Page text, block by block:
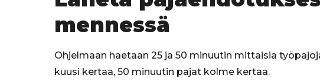
mennessä
Ohjelmaan haetaan 25 ja 50 minuutin mittaisia
kuusi kertaa, 50 minuutin pajat kolme kertaa.